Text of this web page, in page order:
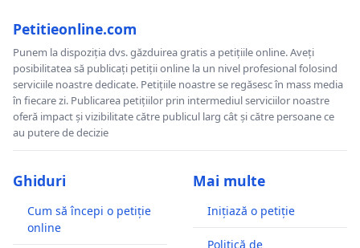
Petitieonline.com
Punem la dispoziția dvs. găzduirea gratis a petițiile online. Aveți
posibilitatea să publicați petiții online la un nivel profesional folosind
serviciile noastre dedicate. Petițiile noastre se regăsesc în mass media
în fiecare zi. Publicarea petițiilor prin intermediul serviciilor noastre
oferă impact și vizibilitate către publicul larg cât și către persoane ce
au putere de decizie
Ghiduri
Cum să începi o petiție
online
Mai multe
Inițiază o petiție
Politică de